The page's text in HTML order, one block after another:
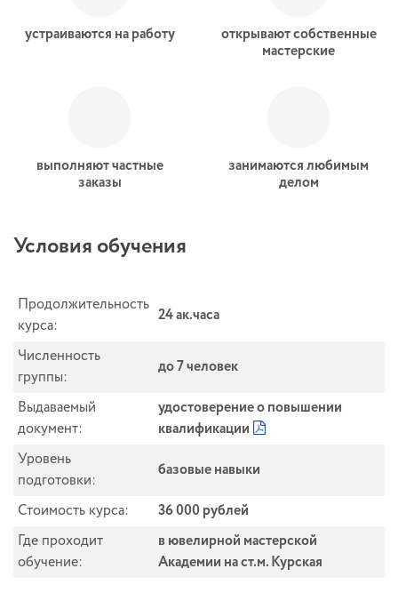
устраиваются на работу
открывают собственные
мастерские
выполняют частные
заказы
занимаются любимым
делом
Условия обучения
Продолжительность
курса:
24 ак.часа
Численность
группы:
до 7 человек
Выдаваемый
документ:
удостоверение о повышении
квалификации
Уровень
подготовки:
базовые навыки
Стоимость курса:
36 000 рублей
Где проходит
обучение:
в ювелирной мастерской
Академии на ст.м. Курская